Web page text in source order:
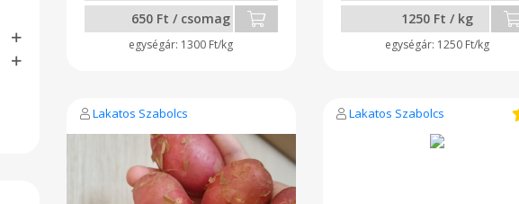
650 Ft / csomag
1300 Ft/kg
1250 Ft / kg
1250 Ft/kg
Lakatos Szabolcs Lakatos Szabolcs